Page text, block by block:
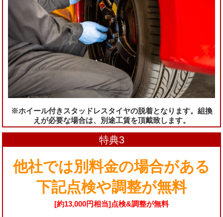
※ホイール付きスタッドレスタイヤの脱着となります。組換
えが必要な場合は、別途工賃を頂戴致します。
特典3
他社では別料金の場合がある
下記点検や調整が無料
[約13,000円相当]点検&調整が無料